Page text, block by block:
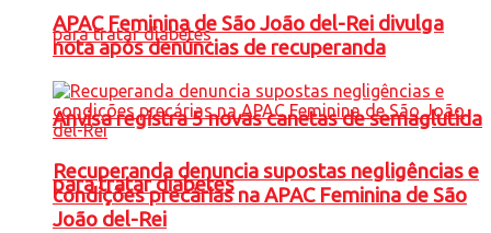
Anvisa registra 5 novas canetas de semaglutida
para tratar diabetes
APAC Feminina de São João del-Rei divulga
nota após denúncias de recuperanda
Recuperanda denuncia supostas negligências e
condições precárias na APAC Feminina de São
João del-Rei